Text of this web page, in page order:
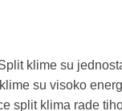
klime su
su visoko
split klima rade